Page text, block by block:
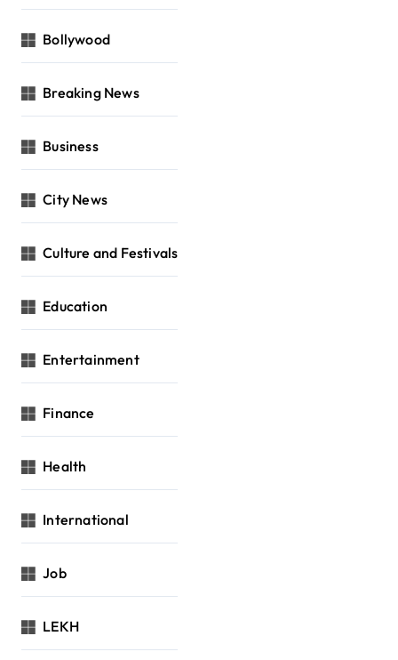
Bollywood
Breaking News
Business
City News
Culture and Festivals
Education
Entertainment
Finance
Health
International
Job
LEKH